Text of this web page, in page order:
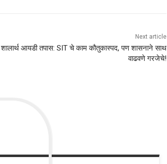
Next article
शालार्थ आयडी तपास: SIT चे काम कौतुकास्पद, पण शासनाने साथ
वाढवणे गरजेचे!